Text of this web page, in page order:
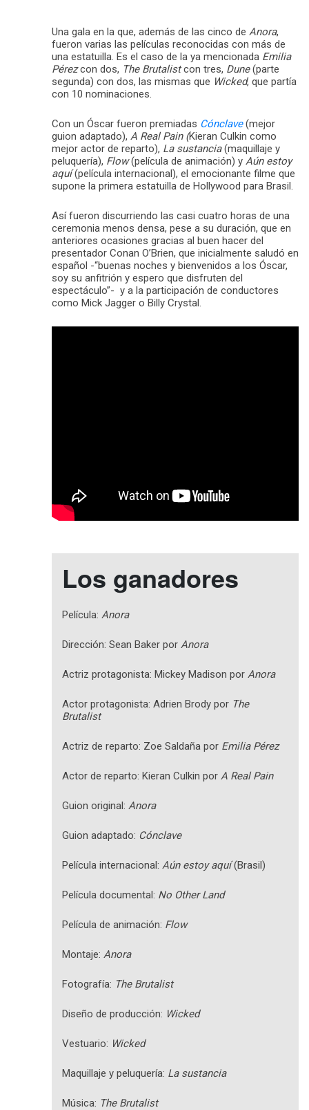
Una gala en la que, además de las cinco de Anora,
fueron varias las películas reconocidas con más de
una estatuilla. Es el caso de la ya mencionada Emilia
Pérezcon dos, The Brutalistcon tres, Dune(parte
segunda) con dos, las mismas que Wicked, que partía
con 10 nominaciones.
Con un Óscar fueron premiadas Cónclave (mejor
guion adaptado), A Real Pain (Kieran Culkin como
mejor actor de reparto), La sustancia(maquillaje y
peluquería), Flow(película de animación) y Aún estoy
aquí(película internacional), el emocionante filme que
supone la primera estatuilla de Hollywood para Brasil.
Así fueron discurriendo las casi cuatro horas de una
ceremonia menos densa, pese a su duración, que en
anteriores ocasiones gracias al buen hacer del
presentador Conan O’Brien, que inicialmente saludó en
español -“buenas noches y bienvenidos a los Óscar,
soy su anfitrión y espero que disfruten del
espectáculo”- y a la participación de conductores
como Mick Jagger o Billy Crystal.
Los ganadores
Película: Anora
Dirección: Sean Baker por Anora
Actriz protagonista: Mickey Madison por Anora
Actor protagonista: Adrien Brody por The
Brutalist
Actriz de reparto: Zoe Saldaña por Emilia Pérez
Actor de reparto: Kieran Culkin por A Real Pain
Guion original: Anora
Guion adaptado: Cónclave
Película internacional: Aún estoy aquí(Brasil)
Película documental: No Other Land
Película de animación: Flow
Montaje: Anora
Fotografía: The Brutalist
Diseño de producción: Wicked
Vestuario: Wicked
Maquillaje y peluquería: La sustancia
Música: The Brutalist